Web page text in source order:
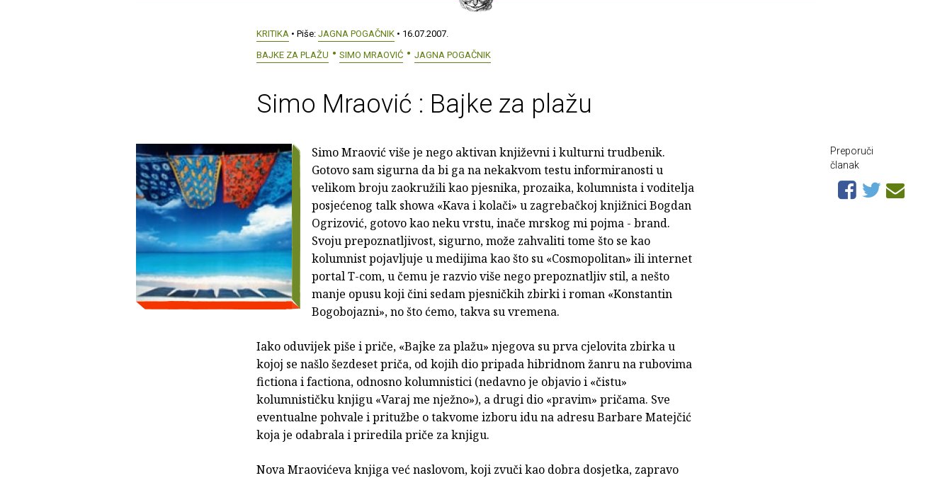
KRITIKA • Piše: JAGNA POGAČNIK • 16.07.2007.
BAJKE ZA PLAŽU
SIMO MRAOVIĆ JAGNA POGAČNIK
Simo Mraović : Bajke za plažu
Simo Mraović više je nego aktivan književni i kulturni trudbenik.
Gotovo sam sigurna da bi ga na nekakvom testu informiranosti u
velikom broju zaokružili kao pjesnika, prozaika, kolumnista i voditelja
posjećenog talk showa «Kava i kolači» u zagrebačkoj knjižnici Bogdan
Ogrizović, gotovo kao neku vrstu, inače mrskog mi pojma - brand.
Svoju prepoznatljivost, sigurno, može zahvaliti tome što se kao
kolumnist pojavljuje u medijima kao što su «Cosmopolitan» ili internet
portal T-com, u čemu je razvio više nego prepoznatljiv stil, a nešto
manje opusu koji čini sedam pjesničkih zbirki i roman «Konstantin
Bogobojazni», no što ćemo, takva su vremena.
Iako oduvijek piše i priče, «Bajke za plažu» njegova su prva cjelovita zbirka u
kojoj se našlo šezdeset priča, od kojih dio pripada hibridnom žanru na rubovima
fictiona i factiona, odnosno kolumnistici (nedavno je objavio i «čistu»
kolumnističku knjigu «Varaj me nježno»), a drugi dio «pravim» pričama. Sve
eventualne pohvale i pritužbe o takvome izboru idu na adresu Barbare Matejčić
koja je odabrala i priredila priče za knjigu.
Nova Mraovićeva knjiga već naslovom, koji zvuči kao dobra dosjetka, zapravo
Preporuči
članak